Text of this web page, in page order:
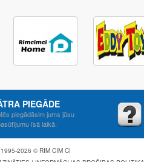
PIEGĀDE
piegādāsim jums jūsu
īsā laikā.
2026 © RIM CIM CI